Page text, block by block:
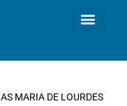
MARIA DE LOURDES